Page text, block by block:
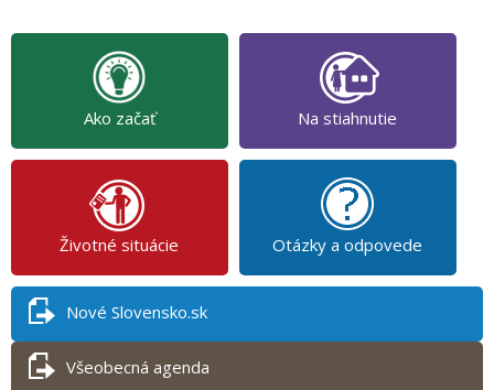
Ako začať Na stiahnutie
Životné situácie Otázky a odpovede
Nové Slovensko.sk
Všeobecná agenda